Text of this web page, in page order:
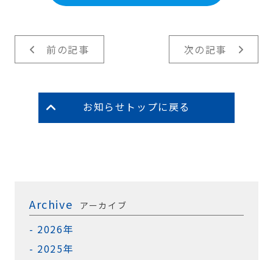
前の記事 次の記事
お知らせトップに戻る
Archive アーカイブ
2026年
2025年